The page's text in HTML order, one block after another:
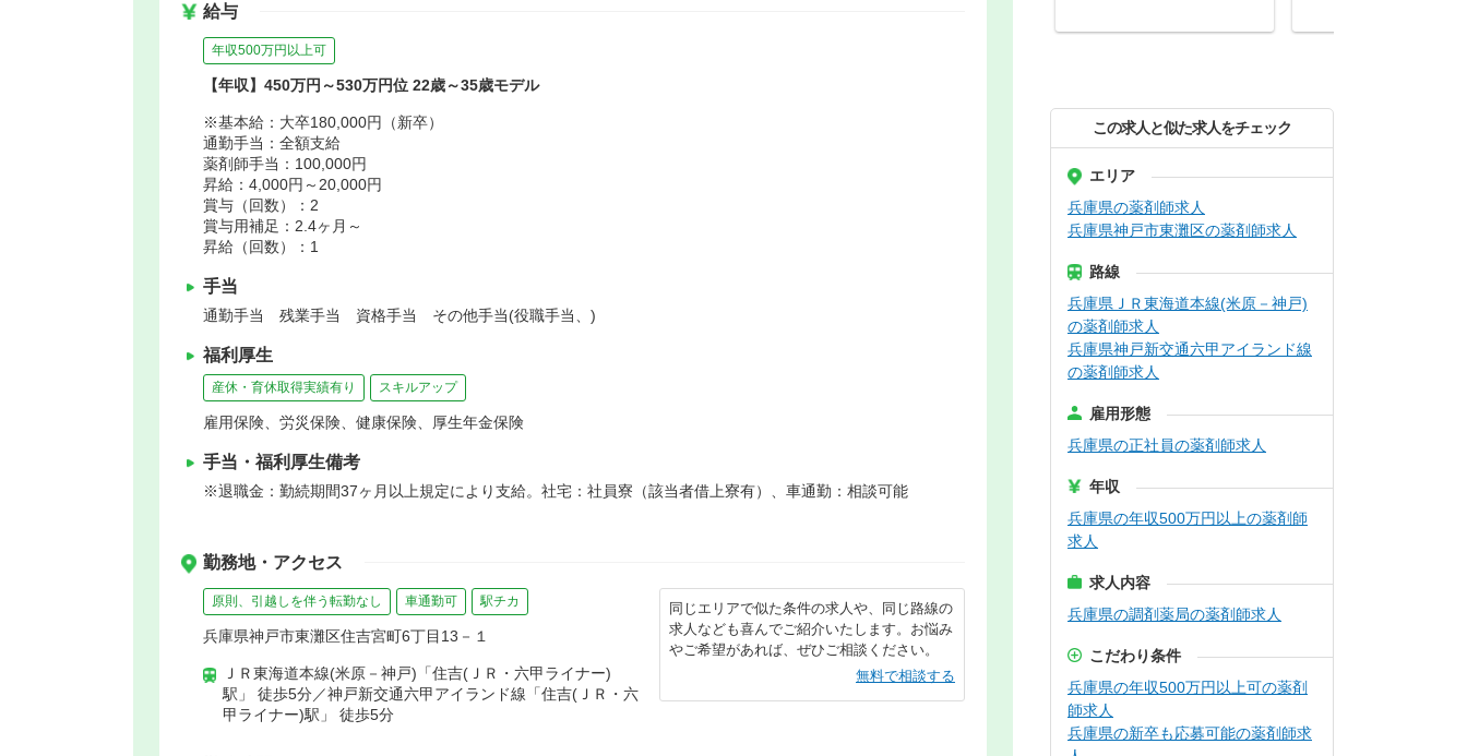
給与
年収500万円以上可
【年収】450万円～530万円位 22歳～35歳モデル
※基本給：大卒180,000円（新卒）
通勤手当：全額支給
薬剤師手当：100,000円
昇給：4,000円～20,000円
賞与（回数）：2
賞与用補足：2.4ヶ月～
昇給（回数）：1
手当
通勤手当 残業手当 資格手当 その他手当(役職手当、)
福利厚生
産休・育休取得実績有り スキルアップ
雇用保険、労災保険、健康保険、厚生年金保険
手当・福利厚生備考
※退職金：勤続期間37ヶ月以上規定により支給。社宅：社員寮（該当者借上寮有）、車通勤：相談可能
勤務地・アクセス
原則、引越しを伴う転勤なし 車通勤可 駅チカ
兵庫県神戸市東灘区住吉宮町6丁目13－１
ＪＲ東海道本線(米原－神戸)「住吉(ＪＲ・六甲ライナー)
駅」 徒歩5分／神戸新交通六甲アイランド線「住吉(ＪＲ・六
甲ライナー)駅」 徒歩5分
同じエリアで似た条件の求人や、同じ路線の
求人なども喜んでご紹介いたします。お悩み
やご希望があれば、ぜひご相談ください。
無料で相談する
この求人と似た求人をチェック
エリア
兵庫県の薬剤師求人
兵庫県神戸市東灘区の薬剤師求人
路線
兵庫県ＪＲ東海道本線(米原－神戸)
の薬剤師求人
兵庫県神戸新交通六甲アイランド線
の薬剤師求人
雇用形態
兵庫県の正社員の薬剤師求人
年収
兵庫県の年収500万円以上の薬剤師
求人
求人内容
兵庫県の調剤薬局の薬剤師求人
こだわり条件
兵庫県の年収500万円以上可の薬剤
師求人
兵庫県の新卒も応募可能の薬剤師求